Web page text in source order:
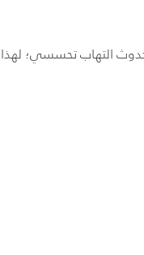
حدوث التهاب تحسسي؛ لهذا